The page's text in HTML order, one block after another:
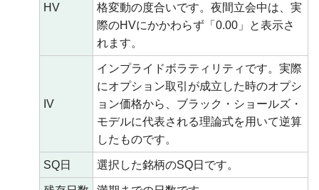
HV
格変動の度合いです。夜間立会中は、実
際のHVにかかわらず「0.00」と表示さ
れます。
IV
インプライドボラティリティです。実際
にオプション取引が成立した時のオプシ
ョン価格から、ブラック・ショールズ・
モデルに代表される理論式を用いて逆算
したものです。
SQ日 選択した銘柄のSQ日です。